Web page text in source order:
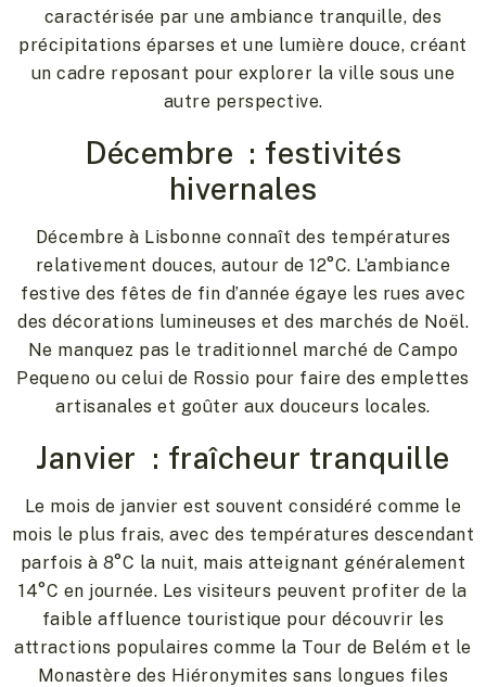
caractérisée par une ambiance tranquille, des
précipitations éparses et une lumière douce, créant
un cadre reposant pour explorer la ville sous une
autre perspective.
Décembre : festivités
hivernales
Décembre à Lisbonne connaît des températures
relativement douces, autour de 12°C. L’ambiance
festive des fêtes de fin d’année égaye les rues avec
des décorations lumineuses et des marchés de Noël.
Ne manquez pas le traditionnel marché de Campo
Pequeno ou celui de Rossio pour faire des emplettes
artisanales et goûter aux douceurs locales.
Janvier : fraîcheur tranquille
Le mois de janvier est souvent considéré comme le
mois le plus frais, avec des températures descendant
parfois à 8°C la nuit, mais atteignant généralement
14°C en journée. Les visiteurs peuvent profiter de la
faible affluence touristique pour découvrir les
attractions populaires comme la Tour de Belém et le
Monastère des Hiéronymites sans longues files